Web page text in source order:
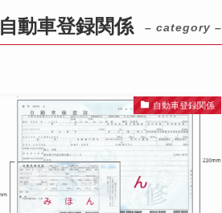
自動車登録関係 – category –
自動車登録関係